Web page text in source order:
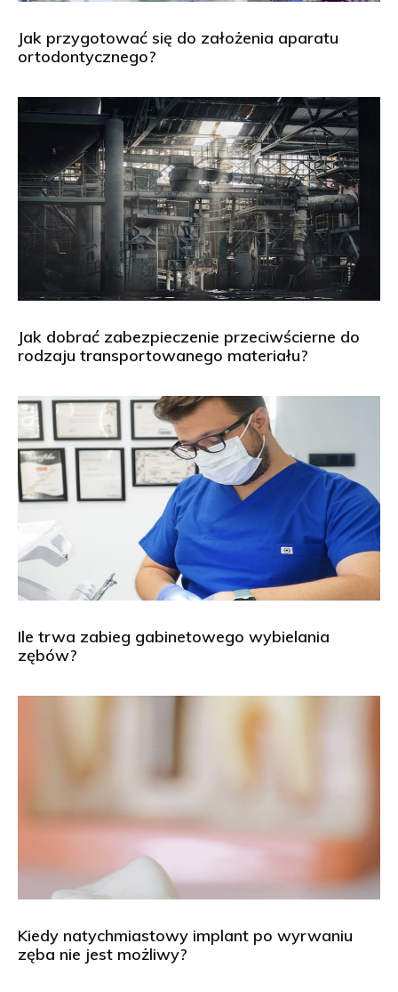
Jak przygotować się do założenia aparatu
ortodontycznego?
Jak dobrać zabezpieczenie przeciwścierne do
rodzaju transportowanego materiału?
Ile trwa zabieg gabinetowego wybielania
zębów?
Kiedy natychmiastowy implant po wyrwaniu
zęba nie jest możliwy?